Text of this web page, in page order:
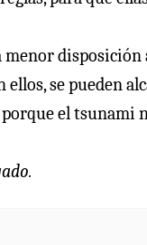
se pueden
el tsunami
.